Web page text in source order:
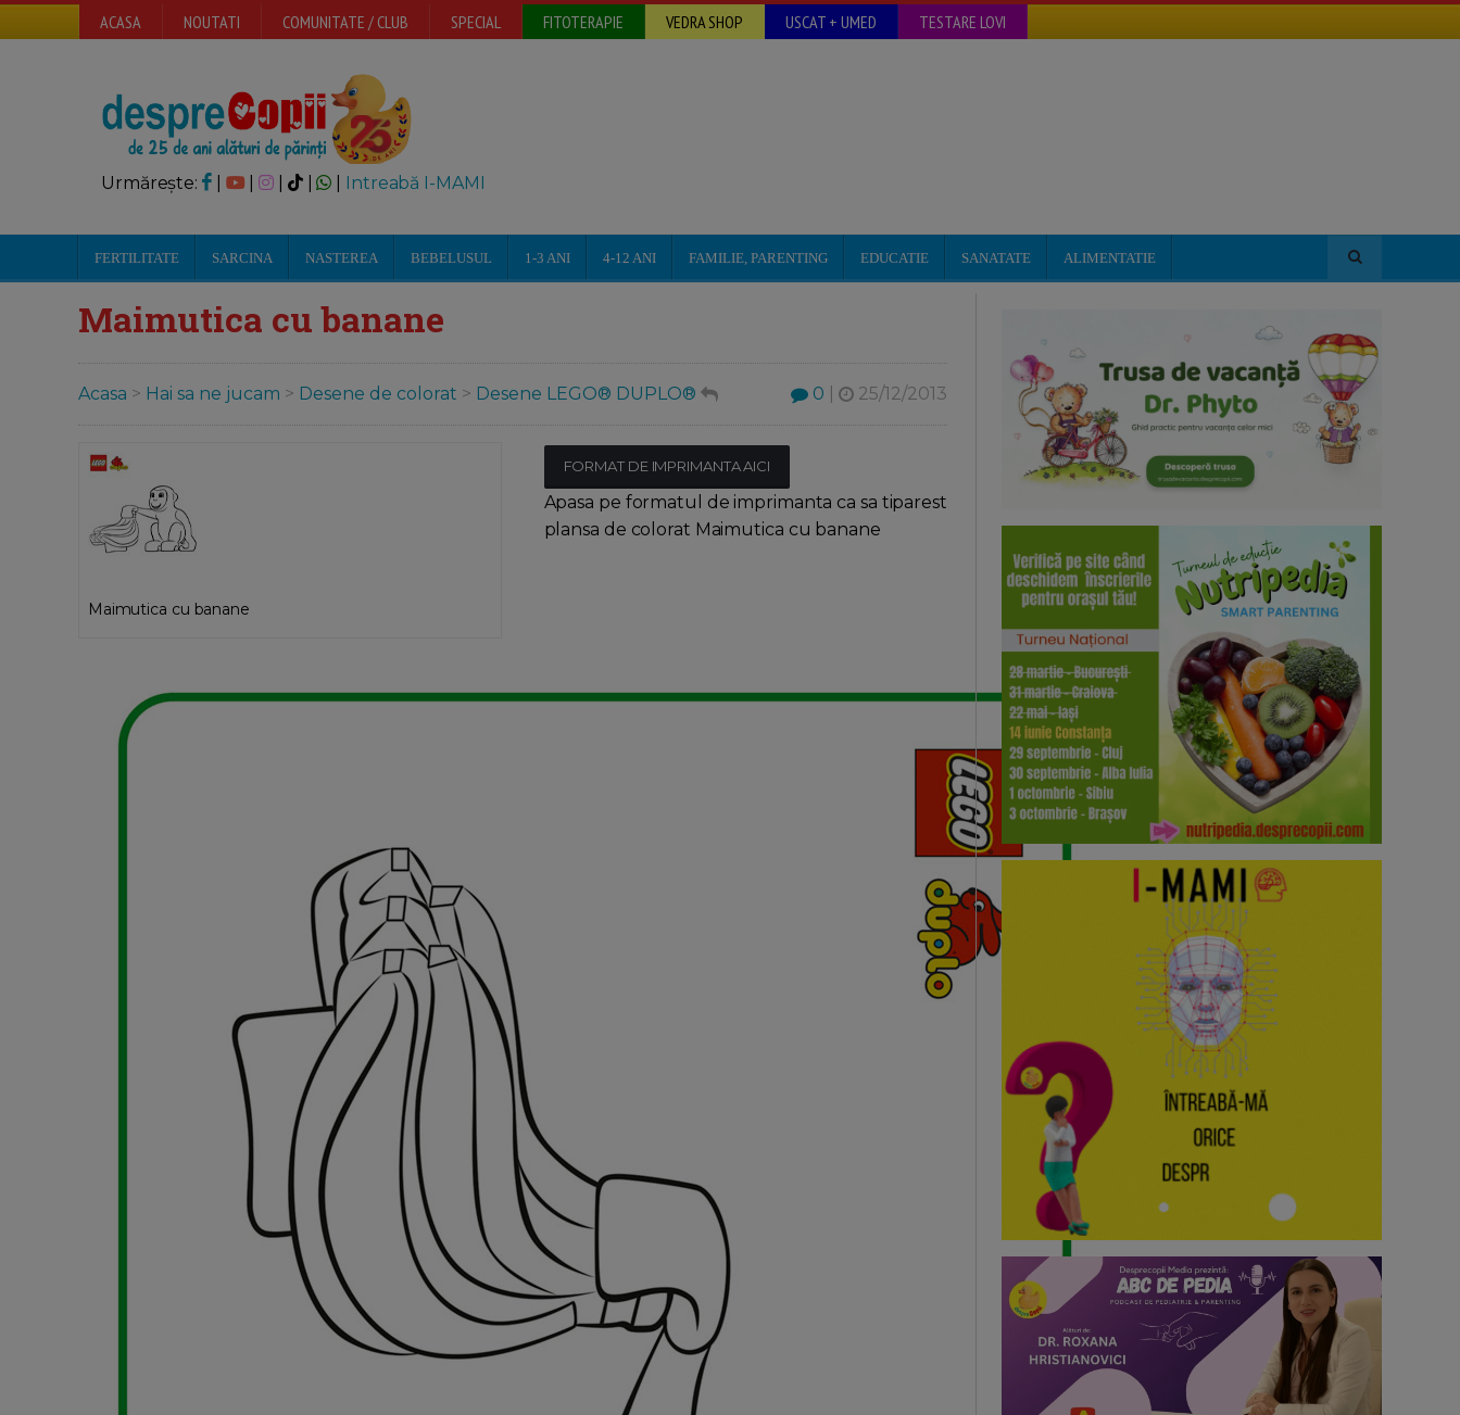
ACASA NOUTATI COMUNITATE / CLUB SPECIAL FITOTERAPIE VEDRA SHOP USCAT + UMED TESTARE LOVI
Urmărește: | | Intreabă I-MAMI
FERTILITATE SARCINA NASTEREA BEBELUSUL 1-3 ANI 4-12 ANI FAMILIE, PARENTING EDUCATIE SANATATE ALIMENTATIE
Maimutica cu banane
Acasa > Hai sa ne jucam > Desene de colorat > Desene LEGO® DUPLO® 0 25/12/2013
Maimutica cu banane
FORMAT DE IMPRIMANTA AICI
Apasa pe formatul de imprimanta ca sa tiparest
plansa de colorat Maimutica cu banane